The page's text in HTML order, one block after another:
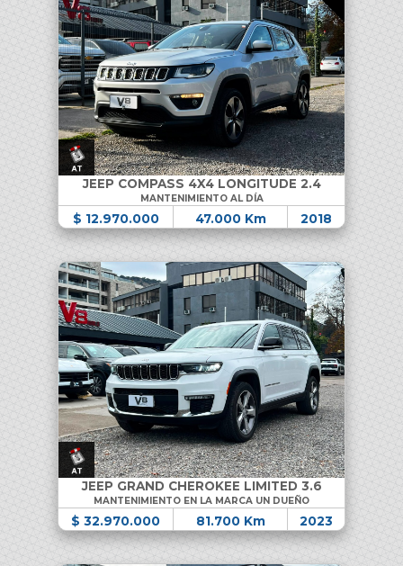
JEEP COMPASS 4X4 LONGITUDE 2.4
MANTENIMIENTO AL DÍA
$ 12.970.000 47.000 Km 2018
JEEP GRAND CHEROKEE LIMITED 3.6
MANTENIMIENTO EN LA MARCA UN DUEÑO
$ 32.970.000 81.700 Km 2023